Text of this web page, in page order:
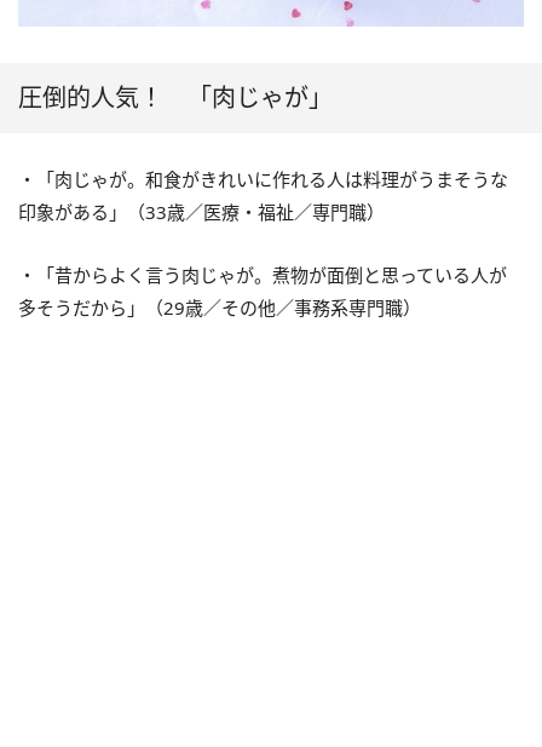
圧倒的人気！ 「肉じゃが」
・「肉じゃが。和食がきれいに作れる人は料理がうまそうな
印象がある」（33歳／医療・福祉／専門職）
・「昔からよく言う肉じゃが。煮物が面倒と思っている人が
多そうだから」（29歳／その他／事務系専門職）